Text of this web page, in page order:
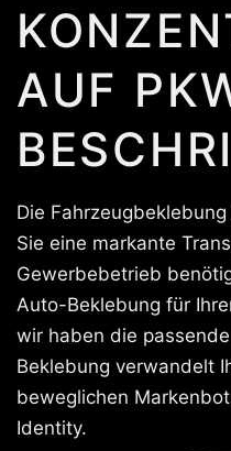
AUF
Die
Sie eine markante
Gewerbebetrieb
Auto-Beklebung für
wir haben die
Beklebung verwandelt
beweglichen
Identity.